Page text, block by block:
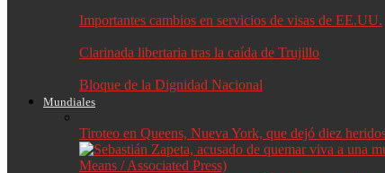
Importantes cambios en servicios de visas de EE.UU.
Clarinada libertaria tras la caída de Trujillo
Bloque de la Dignidad Nacional
Mundiales
Tiroteo en Queens, Nueva York, que dejó diez